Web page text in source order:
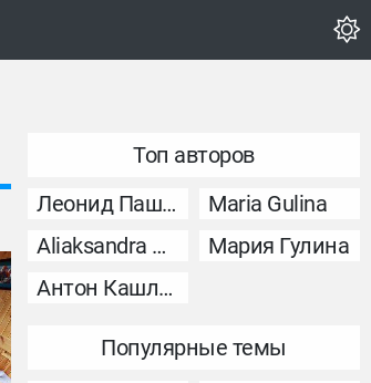
Топ авторов
Леонид Пашковский
Maria Gulina
Aliaksandra Murashka
Мария Гулина
Антон Кашликов
Популярные темы